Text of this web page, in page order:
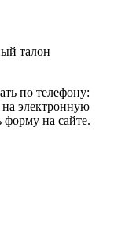
талон
по телефону:
на электронную
форму на сайте.